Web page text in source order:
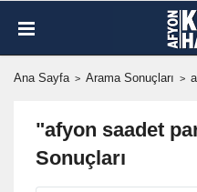
Ana Sayfa Arama Sonuçları
"afyon saadet
Sonuçları